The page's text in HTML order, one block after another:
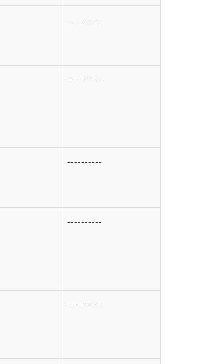
----------
----------
----------
----------
----------